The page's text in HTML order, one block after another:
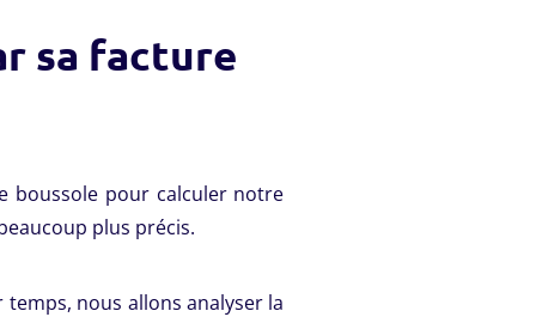
sa facture
boussole pour calculer notre
plus précis.
nous allons analyser la